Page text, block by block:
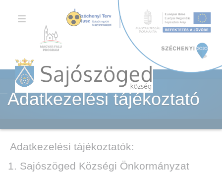
TOGGLE
NAVIGATION
Adatkezelési tájékoztató
Adatkezelési tájékoztatók:
Sajószöged Községi Önkormányzat